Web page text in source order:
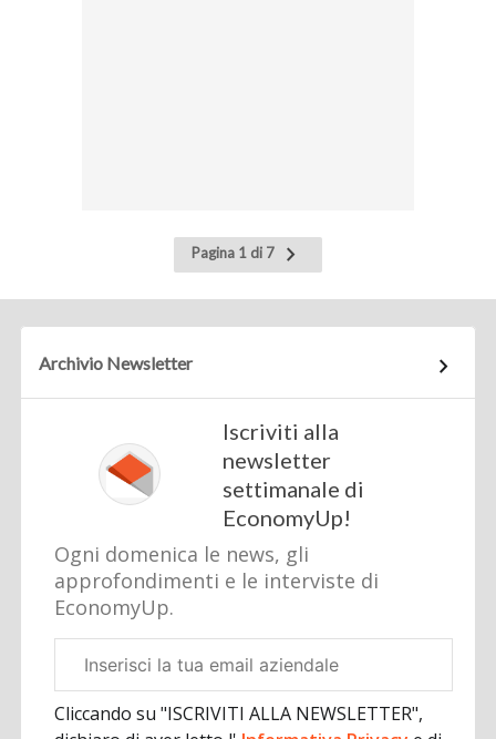
Pagina 1 di 7
Pagina
successiva
Archivio Newsletter
Iscriviti alla
newsletter
settimanale di
EconomyUp!
Ogni domenica le news, gli
approfondimenti e le interviste di
EconomyUp.
aziendale
Cliccando su "ISCRIVITI ALLA NEWSLETTER",